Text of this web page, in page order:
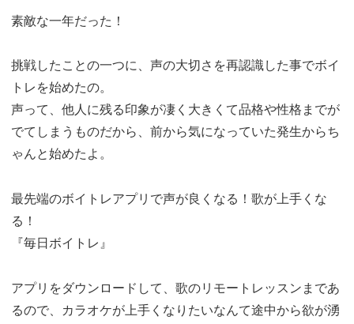
素敵な一年だった！
挑戦したことの一つに、声の大切さを再認識した事でボイ
トレを始めたの。
声って、他人に残る印象が凄く大きくて品格や性格までが
でてしまうものだから、前から気になっていた発生からち
ゃんと始めたよ。
最先端のボイトレアプリで声が良くなる！歌が上手くな
る！
『毎日ボイトレ』
アプリをダウンロードして、歌のリモートレッスンまであ
るので、カラオケが上手くなりたいなんて途中から欲が湧